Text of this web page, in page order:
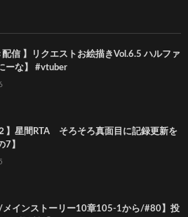
配信 】リクエストお絵描きVol.6.5 ハルファ
ーな】 #vtuber
】星間RTA そろそろ真面目に記録更新を
7】
メインストーリー10章105-1から/#80】投